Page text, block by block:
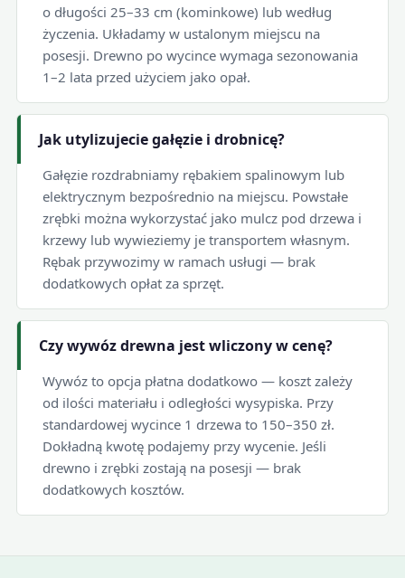
o długości 25–33 cm (kominkowe) lub według
życzenia. Układamy w ustalonym miejscu na
posesji. Drewno po wycince wymaga sezonowania
1–2 lata przed użyciem jako opał.
Jak utylizujecie gałęzie i drobnicę?
Gałęzie rozdrabniamy rębakiem spalinowym lub
elektrycznym bezpośrednio na miejscu. Powstałe
zrębki można wykorzystać jako mulcz pod drzewa i
krzewy lub wywieziemy je transportem własnym.
Rębak przywozimy w ramach usługi — brak
dodatkowych opłat za sprzęt.
Czy wywóz drewna jest wliczony w cenę?
Wywóz to opcja płatna dodatkowo — koszt zależy
od ilości materiału i odległości wysypiska. Przy
standardowej wycince 1 drzewa to 150–350 zł.
Dokładną kwotę podajemy przy wycenie. Jeśli
drewno i zrębki zostają na posesji — brak
dodatkowych kosztów.